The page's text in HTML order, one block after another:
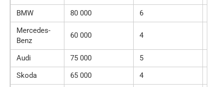
BMW 80 000 6
Mercedes-
Benz
60 000 4
Audi 75 000 5
Skoda
65 000 4